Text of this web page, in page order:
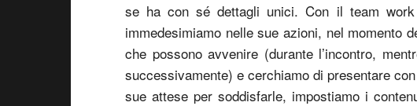
se ha con sé dettagli unici. Con il team work
immedesimiamo nelle sue azioni, nel momento
che possono avvenire (durante l’incontro,
successivamente) e cerchiamo di presentare
sue attese per soddisfarle, impostiamo i